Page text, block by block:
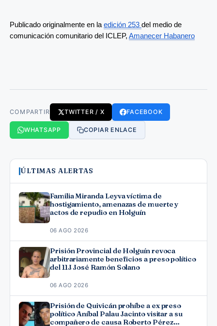
Publicado originalmente en la edición 253 del medio de
comunicación comunitario del ICLEP, Amanecer Habanero
COMPARTIR TWITTER / X FACEBOOK
WHATSAPP COPIAR ENLACE
ÚLTIMAS ALERTAS
Familia Miranda Leyva víctima de
hostigamiento, amenazas de muerte y
actos de repudio en Holguín
06 AGO 2026
Prisión Provincial de Holguín revoca
arbitrariamente beneficios a preso político
del 11J José Ramón Solano
06 AGO 2026
Prisión de Quivicán prohíbe a ex preso
político Aníbal Palau Jacinto visitar a su
compañero de causa Roberto Pérez